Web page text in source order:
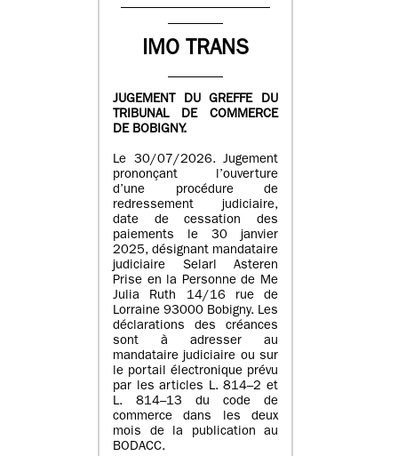
IMO TRANS
JUGEMENT DU GREFFE DU
TRIBUNAL DE COMMERCE
DE BOBIGNY.
Le 30/07/2026. Jugement
prononçant l’ouverture
d’une procédure de
redressement judiciaire,
date de cessation des
paiements le 30 janvier
2025, désignant mandataire
judiciaire Selarl Asteren
Prise en la Personne de Me
Julia Ruth 14/16 rue de
Lorraine 93000 Bobigny. Les
déclarations des créances
sont à adresser au
mandataire judiciaire ou sur
le portail électronique prévu
par les articles L. 814–2 et
L. 814–13 du code de
commerce dans les deux
mois de la publication au
BODACC.